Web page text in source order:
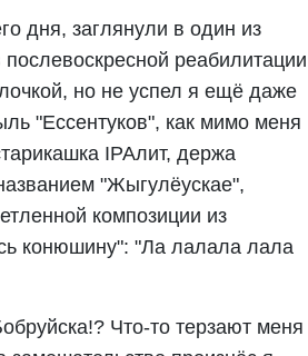
дня, заглянули в один из
но не успел я ещё даже
"Ессентуков", как мимо меня
IPAлит, держа
"Жыгулёускае",
композиции из
конюшину": "Ла лалала лала
Что-то терзают меня